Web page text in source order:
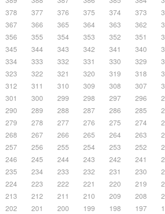
378 377 376 375 374 373
367 366 365 364 363 362
356 355 354 353 352 351
345 344 343 342 341 340
334 333 332 331 330 329
323 322 321 320 319 318
312 311 310 309 308 307
301 300 299 298 297 296
290 289 288 287 286 285
279 278 277 276 275 274
268 267 266 265 264 263
257 256 255 254 253 252
246 245 244 243 242 241
235 234 233 232 231 230
224 223 222 221 220 219
213 212 211 210 209 208
202 201 200 199 198 197